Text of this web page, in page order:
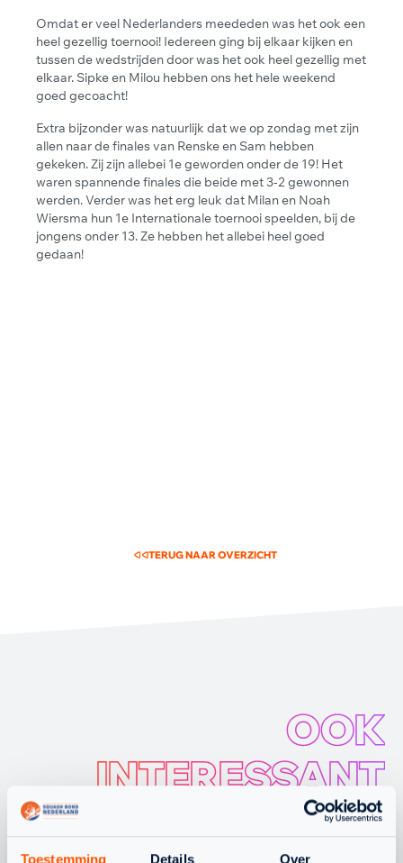
Toestemming Details Over
Omdat er veel Nederlanders meededen was het ook een
heel gezellig toernooi! Iedereen ging bij elkaar kijken en
tussen de wedstrijden door was het ook heel gezellig met
elkaar. Sipke en Milou hebben ons het hele weekend
goed gecoacht!
Extra bijzonder was natuurlijk dat we op zondag met zijn
allen naar de finales van Renske en Sam hebben
gekeken. Zij zijn allebei 1e geworden onder de 19! Het
waren spannende finales die beide met 3-2 gewonnen
werden. Verder was het erg leuk dat Milan en Noah
Wiersma hun 1e Internationale toernooi speelden, bij de
jongens onder 13. Ze hebben het allebei heel goed
gedaan!
TERUG NAAR OVERZICHT
OOK
INTERESSANT
OM TE LEZEN